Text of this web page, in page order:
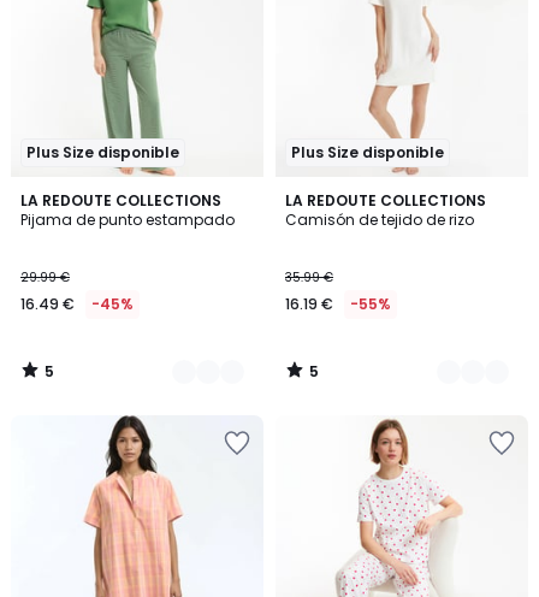
Plus Size disponible
LA REDOUTE COLLECTIONS
Pijama de punto estampado
29.99 €
16.49 € -45%
5
/
2
Colores
5
/
Plus Size disponible
LA REDOUTE COLLECTIONS
Camisón de tejido de rizo
35.99 €
16.19 € -55%
5
/
2
Colores
5
/